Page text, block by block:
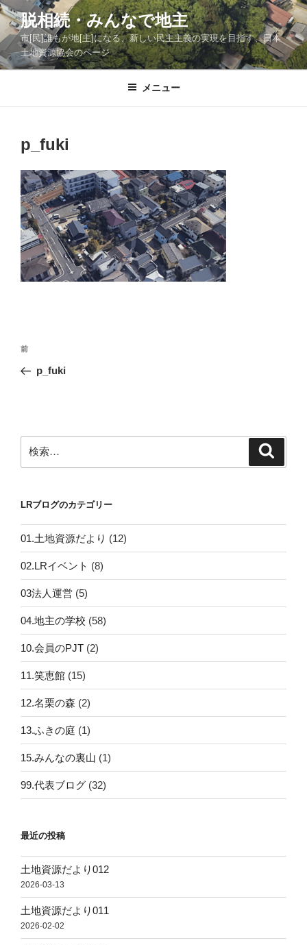
コ
ン
テ
ン
ツ
脱相続・みんなで地主
市[民]誰もが地[主]になる、新しい民主主義の実現を目指す、日本
土地資源協会のページ
メニュー
p_fuki
投
ナ
ー
シ
前
の
前
p_fuki
索:
LRブログのカテゴリー
01.土地資源だより (12)
02.LRイベント (8)
03法人運営 (5)
04.地主の学校 (58)
10.会員のPJT (2)
11.笑恵館 (15)
12.名栗の森 (2)
13.ふきの庭 (1)
15.みんなの裏山 (1)
99.代表ブログ (32)
最近の投稿
土地資源だより012
2026-03-13
土地資源だより011
2026-02-02